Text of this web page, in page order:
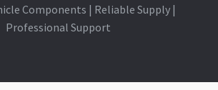
Components | Reliable Supply |
Professional Support